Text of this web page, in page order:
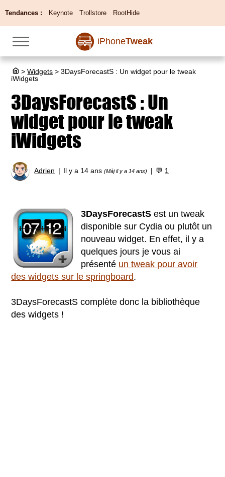
Tendances : Keynote Trollstore RootHide
iPhoneTweak
> Widgets > 3DaysForecastS : Un widget pour le tweak
iWidgets
3DaysForecastS : Un
widget pour le tweak
iWidgets
Adrien Il y a 14 ans(Màj il y a 14 ans) 💬 1
3DaysForecastS est un tweak
disponible sur Cydia ou plutôt un
nouveau widget. En effet, il y a
quelques jours je vous ai
présenté un tweak pour avoir
des widgets sur le springboard.
3DaysForecastS complète donc la bibliothèque
des widgets !